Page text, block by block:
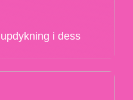
i dess